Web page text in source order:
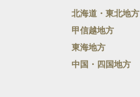
北海道・東北地方
甲信越地方
東海地方
中国・四国地方